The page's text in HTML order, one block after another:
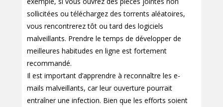
sollicitées ou téléchargez des torrents aléatoires,
vous rencontrerez tôt ou tard des logiciels
malveillants. Prendre le temps de développer de
meilleures habitudes en ligne est fortement
recommandé.
Il est important d’apprendre à reconnaître les e-
mails malveillants, car leur ouverture pourrait
entraîner une infection. Bien que les efforts soient